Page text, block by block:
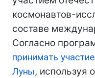
космонавтов-
составе
Согласно
принимать
Луны, используя